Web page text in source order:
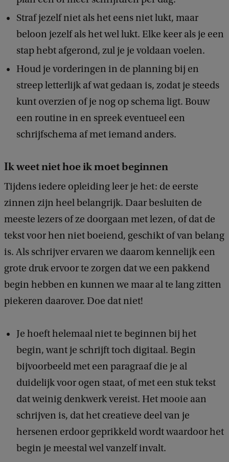
Straf jezelf niet als het eens niet lukt, maar
beloon jezelf als het wel lukt. Elke keer als je een
stap hebt afgerond, zul je je voldaan voelen.
Houd je vorderingen in de planning bij en
streep letterlijk af wat gedaan is, zodat je steeds
kunt overzien of je nog op schema ligt. Bouw
een routine in en spreek eventueel een
schrijfschema af met iemand anders.
Ik weet niet hoe ik moet beginnen
Tijdens iedere opleiding leer je het: de eerste
zinnen zijn heel belangrijk. Daar besluiten de
meeste lezers of ze doorgaan met lezen, of dat de
tekst voor hen niet boeiend, geschikt of van belang
is. Als schrijver ervaren we daarom kennelijk een
grote druk ervoor te zorgen dat we een pakkend
begin hebben en kunnen we maar al te lang zitten
piekeren daarover. Doe dat niet!
Je hoeft helemaal niet te beginnen bij het
begin, want je schrijft toch digitaal. Begin
bijvoorbeeld met een paragraaf die je al
duidelijk voor ogen staat, of met een stuk tekst
dat weinig denkwerk vereist. Het mooie aan
schrijven is, dat het creatieve deel van je
hersenen erdoor geprikkeld wordt waardoor het
begin je meestal wel vanzelf invalt.